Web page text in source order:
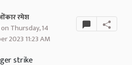
रमेश
Thursday, 14
2023 11:23 AM